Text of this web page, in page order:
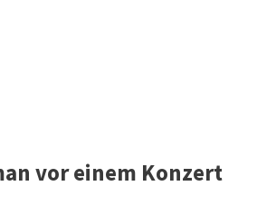
vor einem Konzert